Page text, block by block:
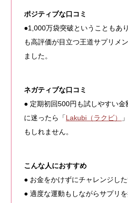
ポジティブな口コミ
●1,000万袋突破ということもあ
も高評価が目立つ王道サプリメ
ました。
ネガティブな口コミ
● 定期初回500円も試しやすい金
に迷ったら「Lakubi（ラクビ）
もしれません。
こんな人におすすめ
● お金をかけずにチャレンジし
● 適度な運動もしながらサプリ